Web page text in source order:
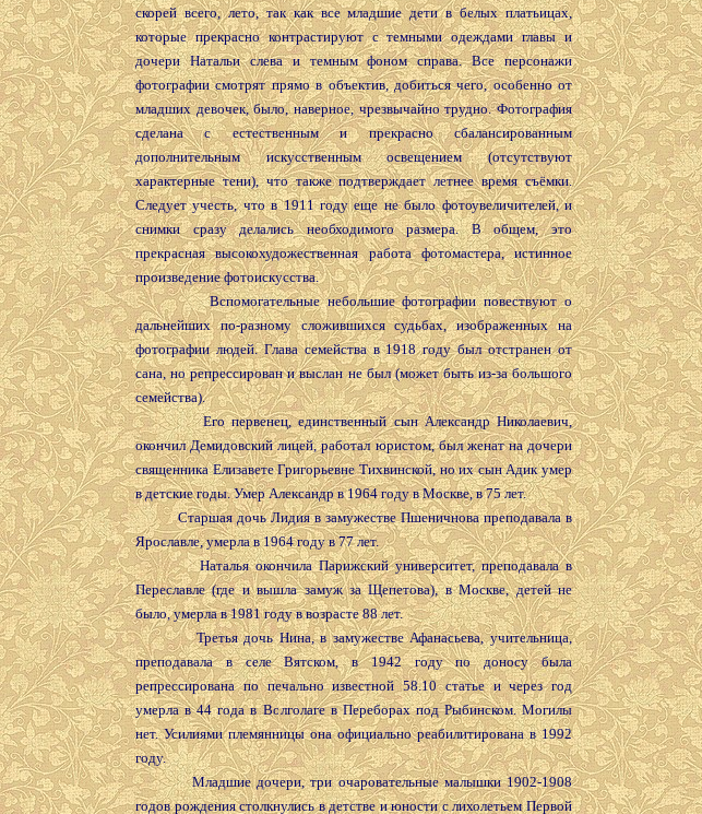
скорей всего, лето, так как все младшие дети в белых платьицах,
которые прекрасно контрастируют с темными одеждами главы и
дочери Натальи слева и темным фоном справа. Все персонажи
фотографии смотрят прямо в объектив, добиться чего, особенно от
младших девочек, было, наверное, чрезвычайно трудно. Фотография
сделана с естественным и прекрасно сбалансированным
дополнительным искусственным освещением (отсутствуют
характерные тени), что также подтверждает летнее время съёмки.
Следует учесть, что в 1911 году еще не было фотоувеличителей, и
снимки сразу делались необходимого размера. В общем, это
прекрасная высокохудожественная работа фотомастера, истинное
произведение фотоискусства.
Вспомогательные небольшие фотографии повествуют о
дальнейших по-разному сложившихся судьбах, изображенных на
фотографии людей. Глава семейства в 1918 году был отстранен от
сана, но репрессирован и выслан не был (может быть из-за большого
семейства).
Его первенец, единственный сын Александр Николаевич,
окончил Демидовский лицей, работал юристом, был женат на дочери
священника Елизавете Григорьевне Тихвинской, но их сын Адик умер
в детские годы. Умер Александр в 1964 году в Москве, в 75 лет.
Старшая дочь Лидия в замужестве Пшеничнова преподавала в
Ярославле, умерла в 1964 году в 77 лет.
Наталья окончила Парижский университет, преподавала в
Переславле (где и вышла замуж за Щепетова), в Москве, детей не
было, умерла в 1981 году в возрасте 88 лет.
Третья дочь Нина, в замужестве Афанасьева, учительница,
преподавала в селе Вятском, в 1942 году по доносу была
репрессирована по печально известной 58.10 статье и через год
умерла в 44 года в Волголаге в Переборах под Рыбинском. Могилы
нет. Усилиями племянницы она официально реабилитирована в 1992
году.
Младшие дочери, три очаровательные малышки 1902-1908
годов рождения столкнулись в детстве и юности с лихолетьем Первой